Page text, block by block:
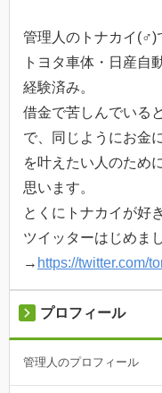
管理人のトナカイ(♂)
トヨタ車体・日産自
経験済み。
借金で苦しんでいる
で、同じようにお金
を叶えたい人のため
思います。
とくにトナカイが好
ツイッターはじめま
→ https://twitter.com/
プロフィール
管理人のプロフィール